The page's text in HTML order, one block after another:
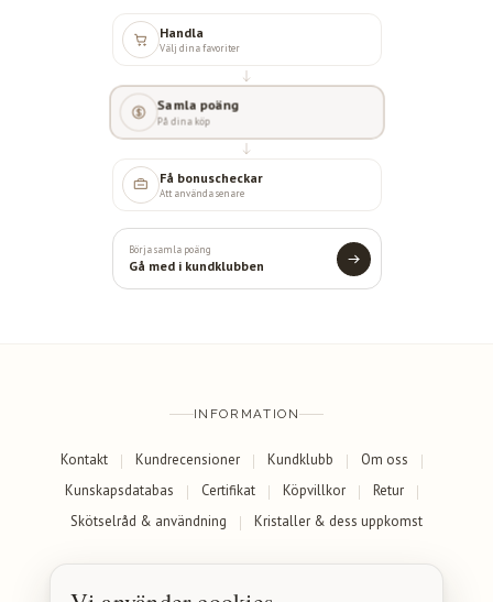
Handla
Välj dina favoriter
Samla poäng
På dina köp
Få bonuscheckar
Att använda senare
Börja samla poäng
Gå med i kundklubben
INFORMATION
Kontakt Kundrecensioner Kundklubb
Om oss
Kunskapsdatabas
Certifikat Köpvillkor
Retur
Skötselråd & användning
Kristaller & dess uppkomst